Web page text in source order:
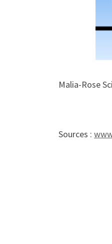
Malia-Rose
Sources :